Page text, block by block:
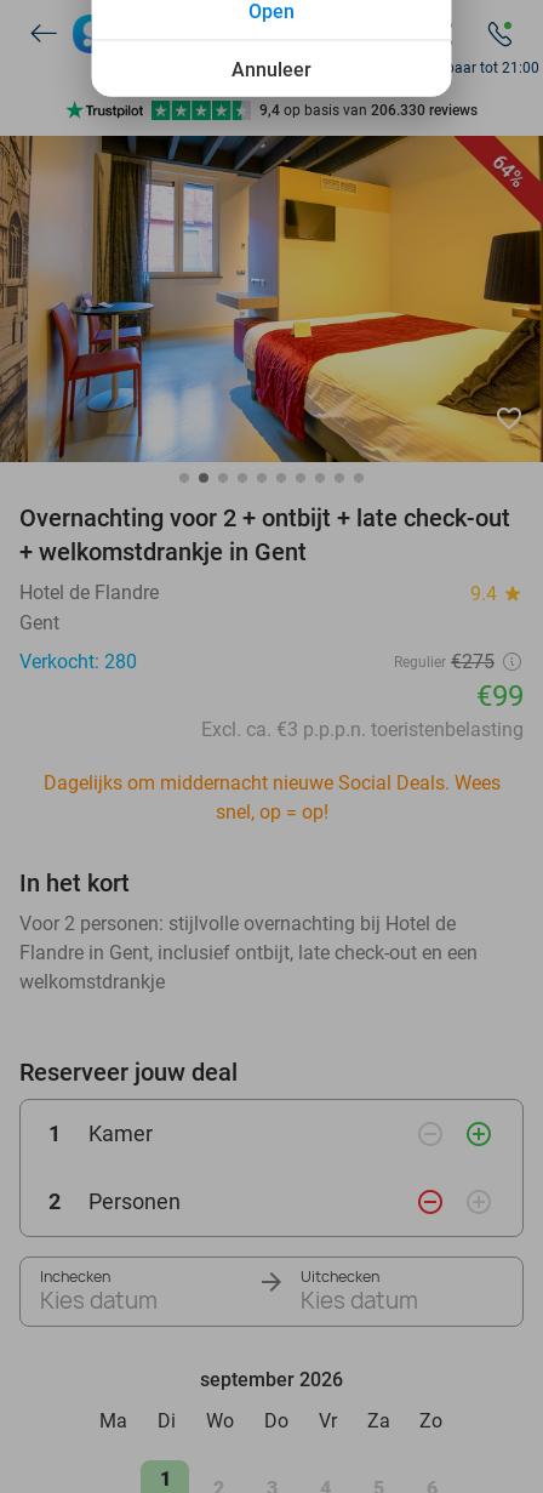
7 dagen per week beschikbaar
10+ miljoen leden
9,4 op basis van 206.330 reviews
Ontdek 15.000+ deals
7 dagen per week beschikbaar
10+ miljoen leden
Bereikbaar tot 21:00
64%
favorite_border
Overnachting voor 2 + ontbijt + late check-out
+ welkomstdrankje in Gent
Hotel de Flandre 9.4 star
Gent
Verkocht: 280
Regulier €275
€99
Excl. ca. €3 p.p.p.n. toeristenbelasting
Dagelijks om middernacht nieuwe Social Deals. Wees
snel, op = op!
In het kort
Voor 2 personen: stijlvolle overnachting bij Hotel de
Flandre in Gent, inclusief ontbijt, late check-out en een
welkomstdrankje
Reserveer jouw deal
1 Kamer remove_circle_outline add_circle_outline
2 Personen remove_circle_outline add_circle_outline
Inchecken
Kies datum
Uitchecken
Kies datum
september 2026
Ma
Di Wo Do Vr Za Zo
1
Annuleer
Open